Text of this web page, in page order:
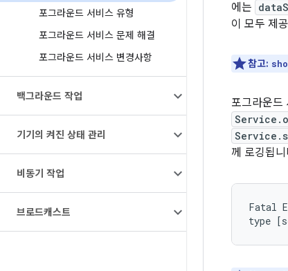
포그라운드 서비스 유형
포그라운드 서비스 문제 해결
포그라운드 서비스 변경사항
백그라운드 작업
기기의 켜진 상태 관리
비동기 작업
브로드캐스트
에는
이 모두 제
참고:
포그라운드
께 로깅됩니
Fatal